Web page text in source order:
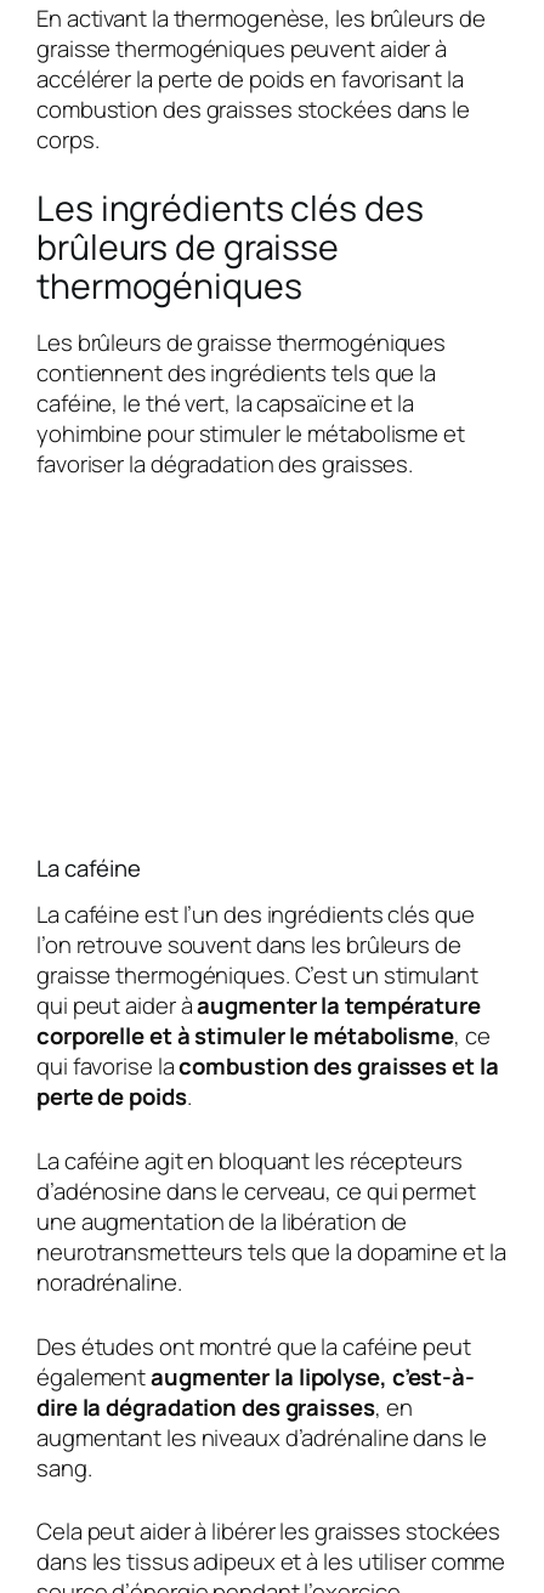
En activant la thermogenèse, les brûleurs de
graisse thermogéniques peuvent aider à
accélérer la perte de poids en favorisant la
combustion des graisses stockées dans le
corps.
Les ingrédients clés des
brûleurs de graisse
thermogéniques
Les brûleurs de graisse thermogéniques
contiennent des ingrédients tels que la
caféine, le thé vert, la capsaïcine et la
yohimbine pour stimuler le métabolisme et
favoriser la dégradation des graisses.
La caféine
La caféine est l’un des ingrédients clés que
l’on retrouve souvent dans les brûleurs de
graisse thermogéniques. C’est un stimulant
qui peut aider àaugmenter la température
corporelle et à stimuler le métabolisme, ce
qui favorise lacombustion des graisses et la
perte de poids.
La caféine agit en bloquant les récepteurs
d’adénosine dans le cerveau, ce qui permet
une augmentation de la libération de
neurotransmetteurs tels que la dopamine et la
noradrénaline.
Des études ont montré que la caféine peut
égalementaugmenter la lipolyse, c’est-à-
dire la dégradation des graisses, en
augmentant les niveaux d’adrénaline dans le
sang.
Cela peut aider à libérer les graisses stockées
dans les tissus adipeux et à les utiliser comme